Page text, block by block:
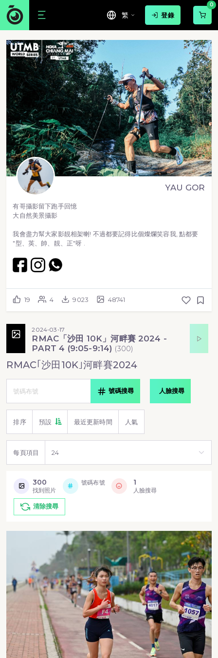
繁 登錄
0
YAU GOR
有哥攝影留下跑手回憶
大自然美景攝影
我會盡力幫大家影靚相架喇! 不過都要記得比個燦爛笑容我, 點都要
"型、英、帥、靚、正"呀 .
19 4 9023 48741
2024-03-17
RMAC「沙田 10K」河畔賽 2024 -
PART 4 (9:05-9:14) (300)
RMAC｢沙田10K｣河畔賽2024
號碼搜尋 人臉搜尋
排序 預設 最近更新時間 人氣
每頁項目
300
找到照片
號碼布號 1
人臉搜尋
清除搜尋